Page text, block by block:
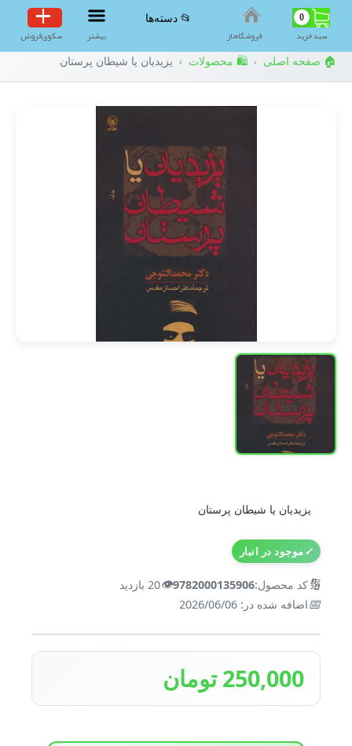
0
سبد‌خرید فروشگاه‌ناز
📂 دسته‌ها
بیشتر سکوی‌فروش
🏠 صفحه اصلی › 🛍️ محصولات › یزیدیان یا شیطان پرستان
یزیدیان یا شیطان پرستان
✓موجود در انبار
🔢کد محصول:9782000135906
👁️20 بازدید
📅اضافه شده در: 2026/06/06
250,000 تومان